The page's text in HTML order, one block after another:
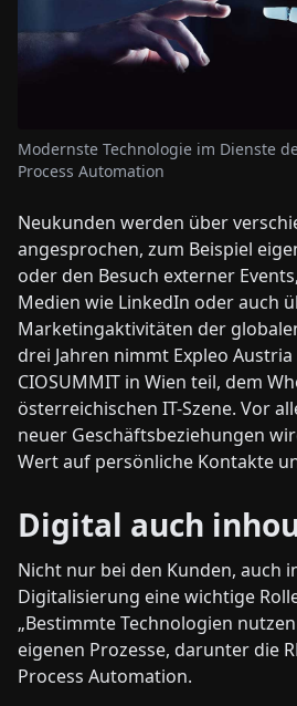
Modernste Technologie im Dienste
Process Automation
Neukunden werden über
angesprochen, zum Beispiel
oder den Besuch externer
Medien wie LinkedIn oder auch
Marketingaktivitäten der
drei Jahren nimmt Expleo
CIOSUMMIT in Wien teil, dem
österreichischen IT-Szene. Vor
neuer Geschäftsbeziehungen
Wert auf persönliche Kontakte
Digital auch
Nicht nur bei den Kunden, auch
Digitalisierung eine wichtige
„Bestimmte Technologien
eigenen Prozesse, darunter die
Process Automation.